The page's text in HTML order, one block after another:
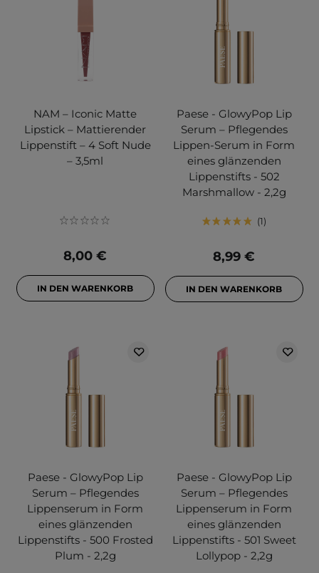
NAM – Iconic Matte
Lipstick – Mattierender
Lippenstift – 4 Soft Nude
– 3,5ml
8,00 €
IN DEN WARENKORB
Paese - GlowyPop Lip
Serum – Pflegendes
Lippen-Serum in Form
eines glänzenden
Lippenstifts - 502
Marshmallow - 2,2g
1
8,99 €
IN DEN WARENKORB
Paese - GlowyPop Lip
Serum – Pflegendes
Lippenserum in Form
eines glänzenden
Lippenstifts - 500 Frosted
Plum - 2,2g
Paese - GlowyPop Lip
Serum – Pflegendes
Lippenserum in Form
eines glänzenden
Lippenstifts - 501 Sweet
Lollypop - 2,2g